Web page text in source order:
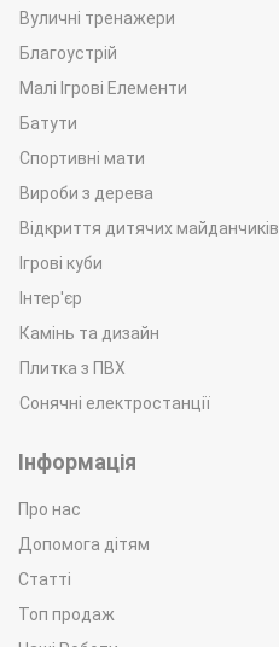
Вуличні тренажери
Благоустрій
Малі Ігрові Елементи
Батути
Спортивні мати
Вироби з дерева
Відкриття дитячих майданчиків
Ігрові куби
Інтер'єр
Камінь та дизайн
Плитка з ПВХ
Сонячні електростанції
Інформація
Про нас
Допомога дітям
Статті
Топ продаж